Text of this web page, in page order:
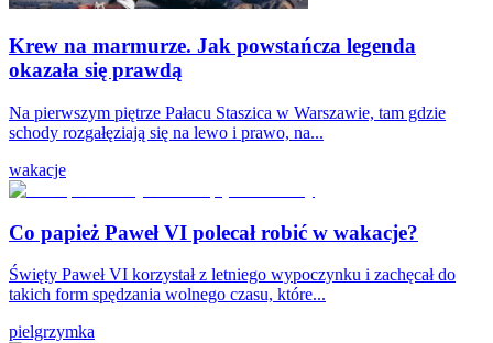
Krew na marmurze. Jak powstańcza legenda
okazała się prawdą
Na pierwszym piętrze Pałacu Staszica w Warszawie, tam gdzie
schody rozgałęziają się na lewo i prawo, na...
wakacje
Co papież Paweł VI polecał robić w wakacje?
Święty Paweł VI korzystał z letniego wypoczynku i zachęcał do
takich form spędzania wolnego czasu, które...
pielgrzymka